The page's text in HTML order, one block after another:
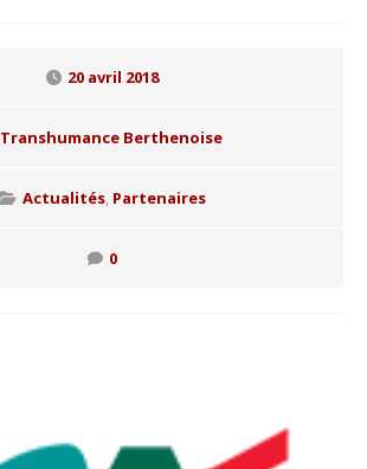
20 avril 2018
Transhumance Berthenoise
Actualités, Partenaires
0